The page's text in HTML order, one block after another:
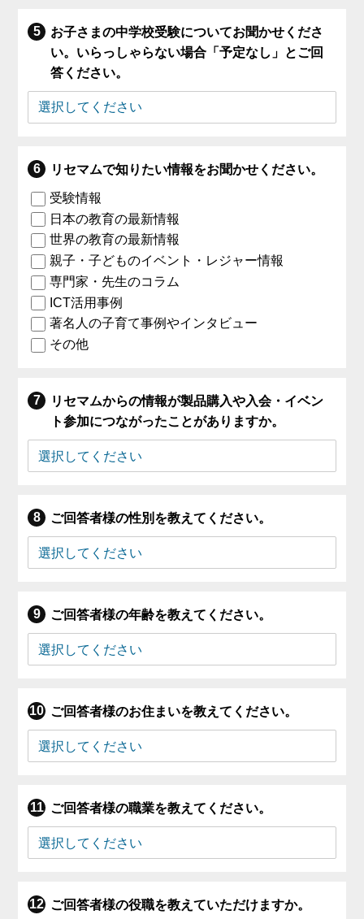
お子さまの中学校受験についてお聞かせくださ
い。いらっしゃらない場合「予定なし」とご回
答ください。
リセマムで知りたい情報をお聞かせください。
受験情報
日本の教育の最新情報
世界の教育の最新情報
親子・子どものイベント・レジャー情報
専門家・先生のコラム
ICT活用事例
著名人の子育て事例やインタビュー
その他
リセマムからの情報が製品購入や入会・イベン
ト参加につながったことがありますか。
ご回答者様の性別を教えてください。
ご回答者様の年齢を教えてください。
ご回答者様のお住まいを教えてください。
ご回答者様の職業を教えてください。
ご回答者様の役職を教えていただけますか。